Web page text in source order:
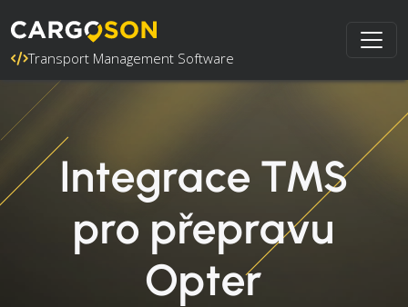
Transport Management Software
Integrace TMS
pro přepravu
Opter